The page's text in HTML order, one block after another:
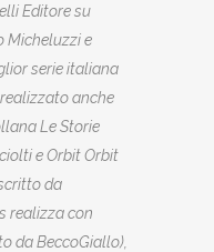
Editore su
Micheluzzi e
serie italiana
realizzato anche
Le Storie
e Orbit Orbit
da
realizza con
da BeccoGiallo),